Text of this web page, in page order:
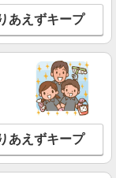
所 埼玉県草加市
細を見る
南給油所
1,150円〜
あえずキープ
あえずキープ